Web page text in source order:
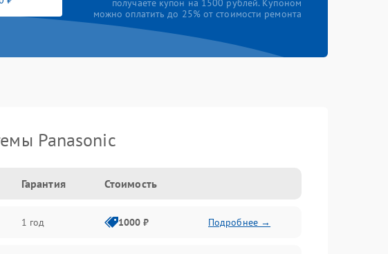
получаете купон на 1500 рублей. Купоном
можно оплатить до 25% от стоимости ремонта
Panasonic
Гарантия Стоимость
1 год 1000 ₽ Подробнее →